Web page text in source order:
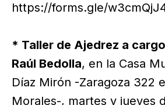
https://forms.gle/
* Taller de Ajedrez a
Raúl Bedolla, en la Casa
Díaz Mirón -Zaragoza 322
Morales-, martes y jueves